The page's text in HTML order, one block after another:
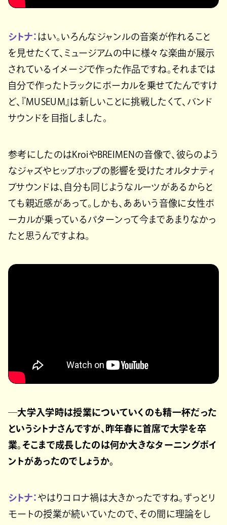
シトナ： はい。いろんなジャンルの音楽が作れること
を見せたくて、ミュージアムの中に様々な楽曲が展示
されているイメージで作った作品ですね。それまでは
自分で作ったトラックにボーカルを乗せてたんですけ
ど、『MUSEUM』は新しいことに挑戦したくて、バンド
サウンドを目指しました。
参考にしたのはKroiやBREIMENの音像で、彼らのよう
なジャズやヒップホップの影響を受けたオルタナティ
ブサウンドは、自分も同じようなルーツがあるからと
ても親近感があって。しかも、ああいう音像に女性ボ
ーカルが乗っているパターンって今まであまりなかっ
たと思うんですよね。
─大学入学時は授業についていくのも精一杯だった
というシトナさんですが、昨年春に首席で大学を卒
業。そこまで成長したのは何か大きなターニングポイ
ントがあったのでしょうか。
シトナ： やはりコロナ禍は大きかったですね。ずっとリ
モートの授業が続いていたので、その間に理論をし